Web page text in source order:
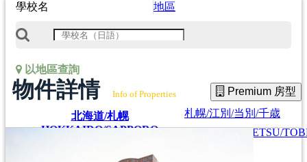
學校名 地區
以地區查詢
北海道/札幌
HOKKAIDO/SAPPORO
札幌/江別/当別/千歳
SAPPORO/EBETSU/
物件詳情 Info of Properties Premium 房型